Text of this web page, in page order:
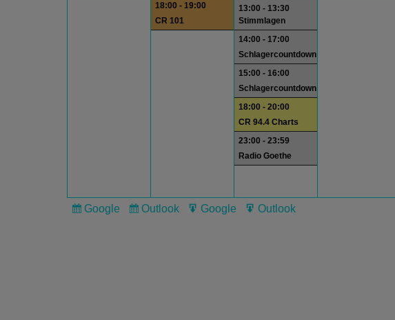
18:00 - 19:00
CR 101
13:00 - 13:30
Stimmlagen
14:00 - 17:00
Schlagercountdown
15:00 - 16:00
Schlagercountdown
18:00 - 20:00
CR 94.4 Charts
23:00 - 23:59
Radio Goethe
Subscribe
Google
Subscribe
Outlook
Export
Google
Export
Outlook